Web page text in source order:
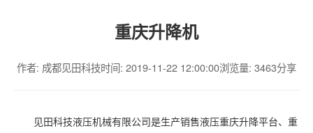
重庆升降机
作者: 成都见田科技时间: 2019-11-22 12:00:00浏览量: 3463分享
见田科技液压机械有限公司是生产销售液压重庆升降平台、重